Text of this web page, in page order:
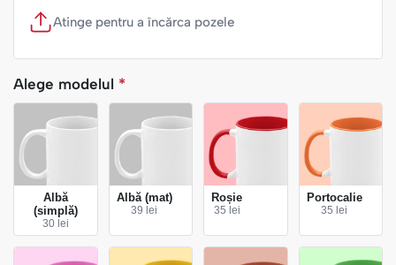
Atinge pentru a încărca pozele
Alege modelul *
Albă
(simplă)
30 lei
Albă (mat)
39 lei
Roșie
35 lei
Portocalie
35 lei